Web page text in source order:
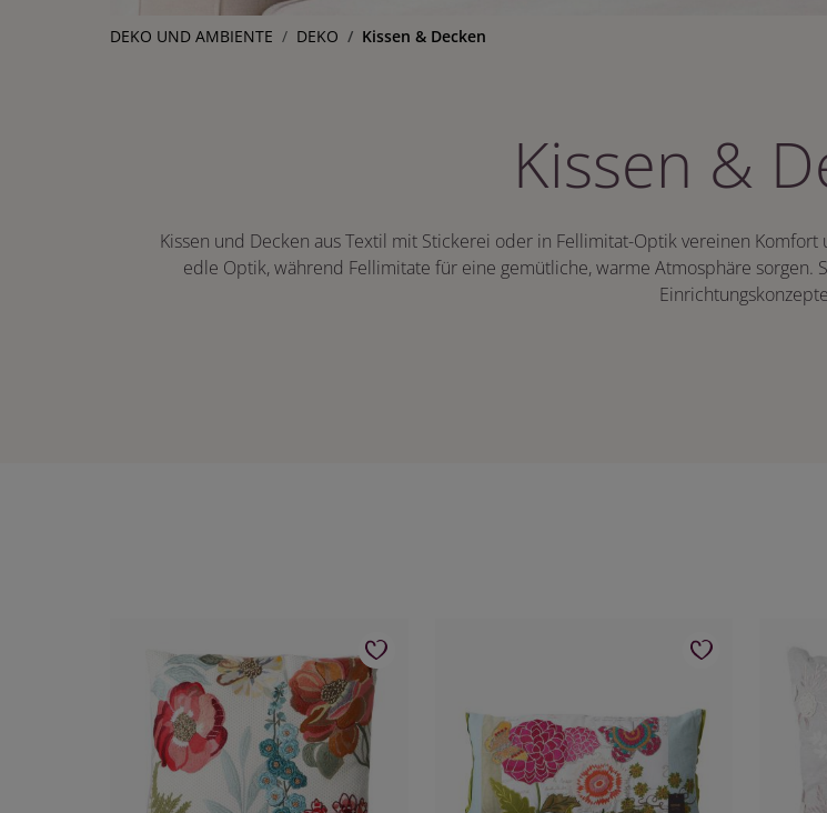
DEKO UND AMBIENTE DEKO Kissen & Decken
Kissen &
Kissen und Decken aus Textil mit Stickerei oder in Fellimitat-Optik vereinen
edle Optik, während Fellimitate für eine gemütliche, warme Atmosphäre